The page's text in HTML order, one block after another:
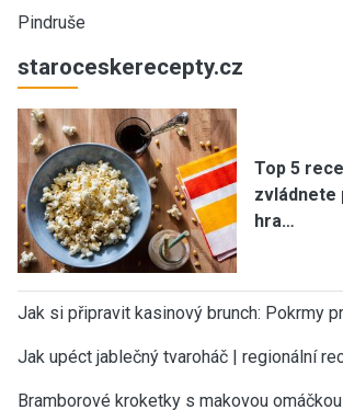
Pindruše
staroceskerecepty.cz
Top 5
zvládnete
hra…
Jak si připravit kasinový brunch: Pokrmy
Jak upéct jablečný tvaroháč | regionální
Bramborové kroketky s makovou